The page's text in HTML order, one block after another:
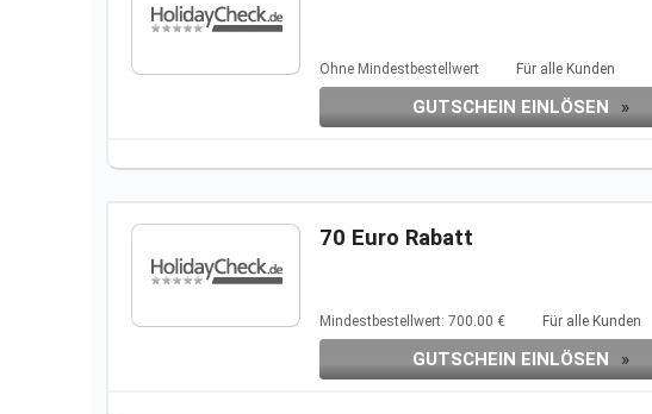
Ohne Mindestbestellwert Für alle Kunden
GUTSCHEIN EINLÖSEN »
70 Euro Rabatt
Mindestbestellwert: 700.00 € Für alle Kunden
GUTSCHEIN EINLÖSEN »